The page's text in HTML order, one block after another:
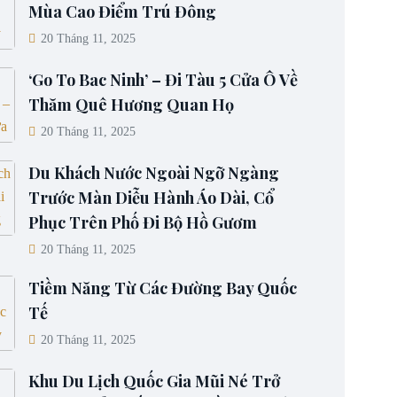
Mùa Cao Điểm Trú Đông
20 Tháng 11, 2025
‘Go To Bac Ninh’ – Đi Tàu 5 Cửa Ô Về
Thăm Quê Hương Quan Họ
20 Tháng 11, 2025
Du Khách Nước Ngoài Ngỡ Ngàng
Trước Màn Diễu Hành Áo Dài, Cổ
Phục Trên Phố Đi Bộ Hồ Gươm
20 Tháng 11, 2025
Tiềm Năng Từ Các Đường Bay Quốc
Tế
20 Tháng 11, 2025
Khu Du Lịch Quốc Gia Mũi Né Trở